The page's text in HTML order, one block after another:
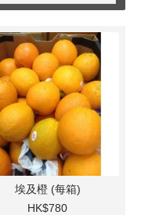
埃及橙 (每箱)
HK$780